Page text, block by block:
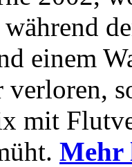
einem
mit
Mehr